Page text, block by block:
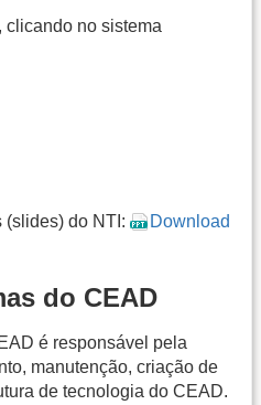
clicando no sistema
(slides) do NTI:
Download
do CEAD
é responsável pela
manutenção, criação de
de tecnologia do CEAD.